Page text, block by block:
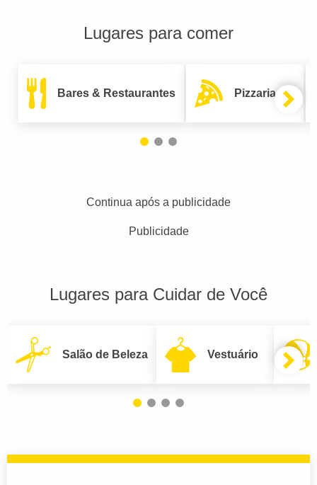
Lugares para comer
Bares & Restaurantes Pizzarias
Continua após a publicidade
Publicidade
Lugares para Cuidar de Você
Salão de Beleza Vestuário